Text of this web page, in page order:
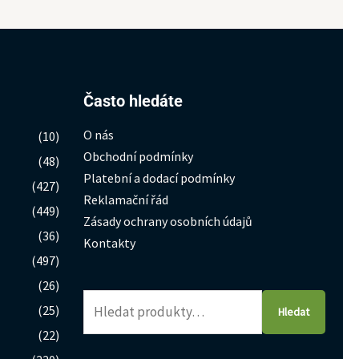
(10)
(48)
(427)
(449)
(36)
(497)
(26)
(25)
(22)
Často hledáte
O nás
Obchodní podmínky
Platební a dodací podmínky
Reklamační řád
Zásady ochrany osobních údajů
Kontakty
Hledat:
Hledat